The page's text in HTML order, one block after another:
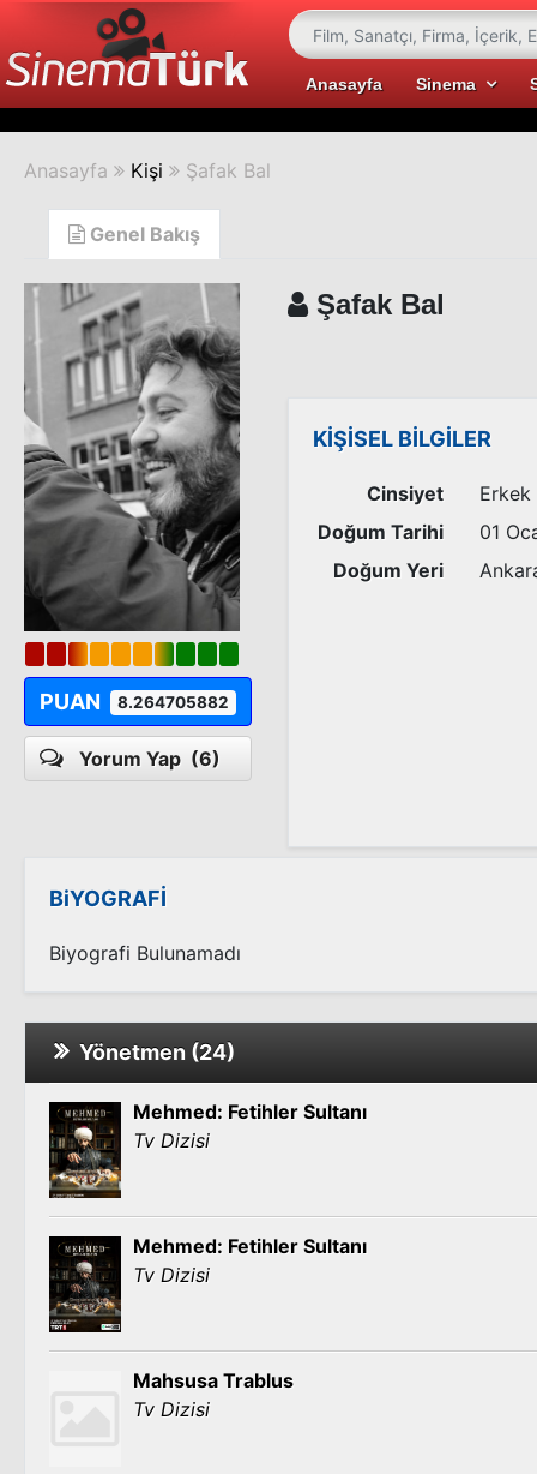
Anasayfa Sinema
Anasayfa Kişi Şafak Bal
Genel Bakış
PUAN 8.264705882
Yorum Yap (6)
Şafak Bal
KİŞİSEL BİLGİLER
Cinsiyet
Erkek
Doğum Tarihi
01
Doğum Yeri
BiYOGRAFİ
Biyografi Bulunamadı
Yönetmen (24)
Mehmed: Fetihler Sultanı
Tv Dizisi
Mehmed: Fetihler Sultanı
Tv Dizisi
Mahsusa Trablus
Tv Dizisi